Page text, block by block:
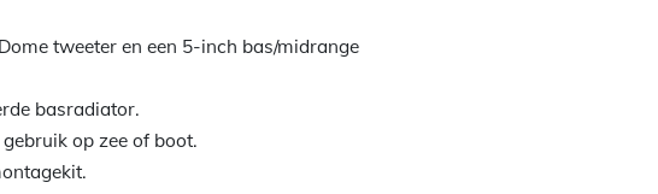
tweeter en een 5-inch bas/midrange
basradiator.
op zee of boot.